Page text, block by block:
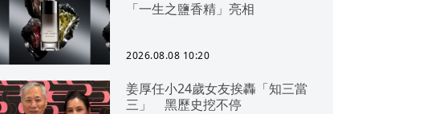
「一生之鹽香精」亮相
2026.08.08 10:20
姜厚任小24歲女友挨轟「知三當
三」 黑歷史挖不停